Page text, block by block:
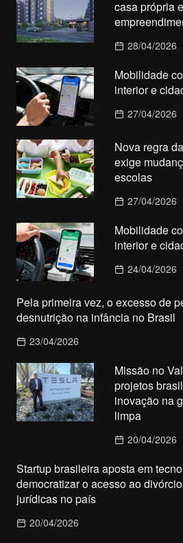
casa própria
28/04/2026
Mobilidade
interior e
27/04/2026
Nova regra
exige
escolas
27/04/2026
Mobilidade
interior e
24/04/2026
Pela primeira vez, o excesso de
desnutrição na infância no Brasil
23/04/2026
Missão no
projetos
inovação na
limpa
20/04/2026
Startup brasileira aposta em
democratizar o acesso ao
jurídicas no país
20/04/2026